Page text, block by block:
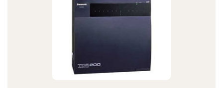
更新时间：2026-08-08 05:56:25